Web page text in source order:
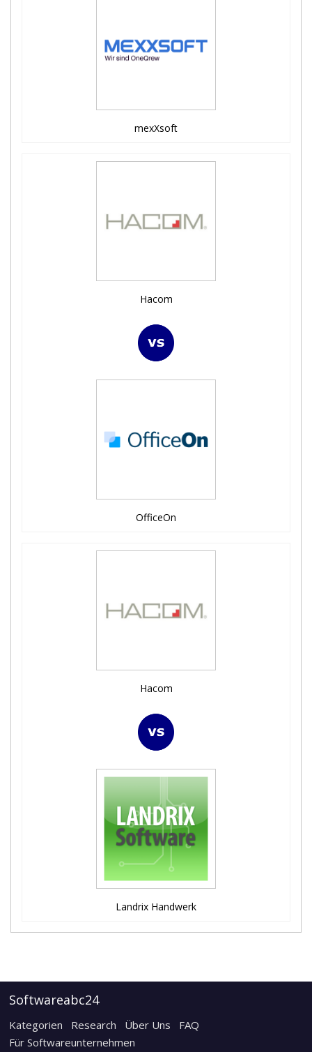
mexXsoft
Hacom
OfficeOn
Hacom
Landrix Handwerk
Softwareabc24
Kategorien Research Über Uns
FAQ
Für Softwareunternehmen